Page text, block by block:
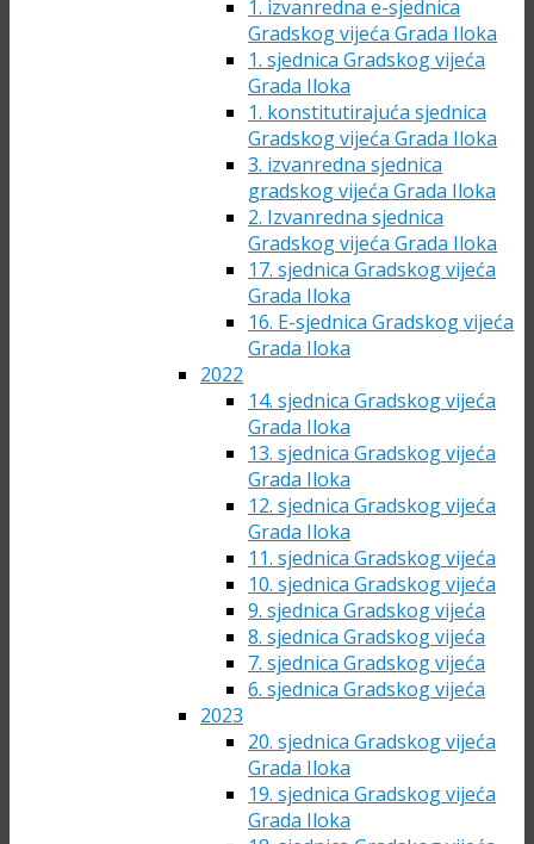
1. izvanredna e-sjednica
Gradskog vijeća Grada Iloka
1. sjednica Gradskog vijeća
Grada Iloka
1. konstitutirajuća sjednica
Gradskog vijeća Grada Iloka
3. izvanredna sjednica
gradskog vijeća Grada Iloka
2. Izvanredna sjednica
Gradskog vijeća Grada Iloka
17. sjednica Gradskog vijeća
Grada Iloka
16. E-sjednica Gradskog vijeća
Grada Iloka
2022
14. sjednica Gradskog vijeća
Grada Iloka
13. sjednica Gradskog vijeća
Grada Iloka
12. sjednica Gradskog vijeća
Grada Iloka
11. sjednica Gradskog vijeća
10. sjednica Gradskog vijeća
9. sjednica Gradskog vijeća
8. sjednica Gradskog vijeća
7. sjednica Gradskog vijeća
6. sjednica Gradskog vijeća
2023
20. sjednica Gradskog vijeća
Grada Iloka
19. sjednica Gradskog vijeća
Grada Iloka